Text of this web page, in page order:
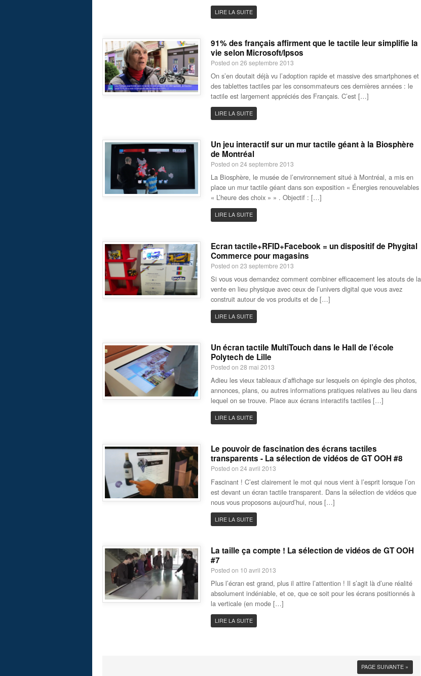
LIRE LA SUITE
91% des français affirment que le tactile leur simplifie la
vie selon Microsoft/Ipsos
Posted on 26 septembre 2013
On s’en doutait déjà vu l’adoption rapide et massive des smartphones et
des tablettes tactiles par les consommateurs ces dernières années : le
tactile est largement appréciés des Français. C’est […]
LIRE LA SUITE
Un jeu interactif sur un mur tactile géant à la Biosphère
de Montréal
Posted on 24 septembre 2013
La Biosphère, le musée de l’environnement situé à Montréal, a mis en
place un mur tactile géant dans son exposition « Énergies renouvelables
« L’heure des choix » » . Objectif : […]
LIRE LA SUITE
Ecran tactile+RFID+Facebook = un dispositif de Phygital
Commerce pour magasins
Posted on 23 septembre 2013
Si vous vous demandez comment combiner efficacement les atouts de la
vente en lieu physique avec ceux de l’univers digital que vous avez
construit autour de vos produits et de […]
LIRE LA SUITE
Un écran tactile MultiTouch dans le Hall de l’école
Polytech de Lille
Posted on 28 mai 2013
Adieu les vieux tableaux d’affichage sur lesquels on épingle des photos,
annonces, plans, ou autres informations pratiques relatives au lieu dans
lequel on se trouve. Place aux écrans interactifs tactiles […]
LIRE LA SUITE
Le pouvoir de fascination des écrans tactiles
transparents - La sélection de vidéos de GT OOH #8
Posted on 24 avril 2013
Fascinant ! C’est clairement le mot qui nous vient à l’esprit lorsque l’on
est devant un écran tactile transparent. Dans la sélection de vidéos que
nous vous proposons aujourd’hui, nous […]
LIRE LA SUITE
La taille ça compte ! La sélection de vidéos de GT OOH
#7
Posted on 10 avril 2013
Plus l’écran est grand, plus il attire l’attention ! Il s’agit là d’une réalité
absolument indéniable, et ce, que ce soit pour les écrans positionnés à
la verticale (en mode […]
LIRE LA SUITE
PAGE SUIVANTE »